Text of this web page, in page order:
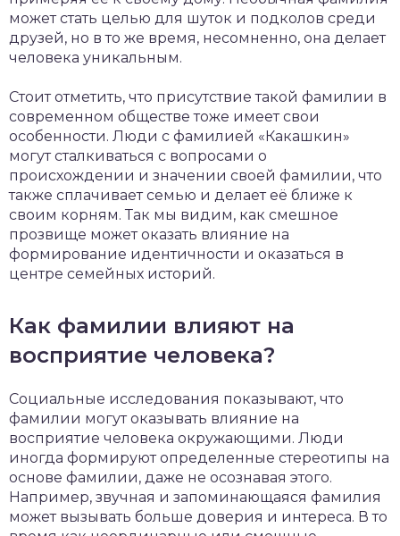
может стать целью для шуток и подколов среди
друзей, но в то же время, несомненно, она делает
человека уникальным.
Стоит отметить, что присутствие такой фамилии в
современном обществе тоже имеет свои
особенности. Люди с фамилией «Какашкин»
могут сталкиваться с вопросами о
происхождении и значении своей фамилии, что
также сплачивает семью и делает её ближе к
своим корням. Так мы видим, как смешное
прозвище может оказать влияние на
формирование идентичности и оказаться в
центре семейных историй.
Как фамилии влияют на
восприятие человека?
Социальные исследования показывают, что
фамилии могут оказывать влияние на
восприятие человека окружающими. Люди
иногда формируют определенные стереотипы на
основе фамилии, даже не осознавая этого.
Например, звучная и запоминающаяся фамилия
может вызывать больше доверия и интереса. В то